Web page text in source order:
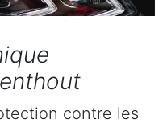
contre les